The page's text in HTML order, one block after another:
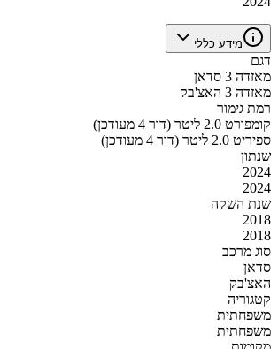
מידע כללי
דגם
מאזדה 3 סדאן
מאזדה 3 האצ'בק
רמת גימור
קומפורט 2.0 ליטר (דור 4 מעודכן)
ספיריט 2.0 ליטר (דור 4 מעודכן)
שנתון
2024
2024
שנת השקה
2018
2018
סוג מרכב
סדאן
האצ'בק
קטגוריה
משפחתית
משפחתית